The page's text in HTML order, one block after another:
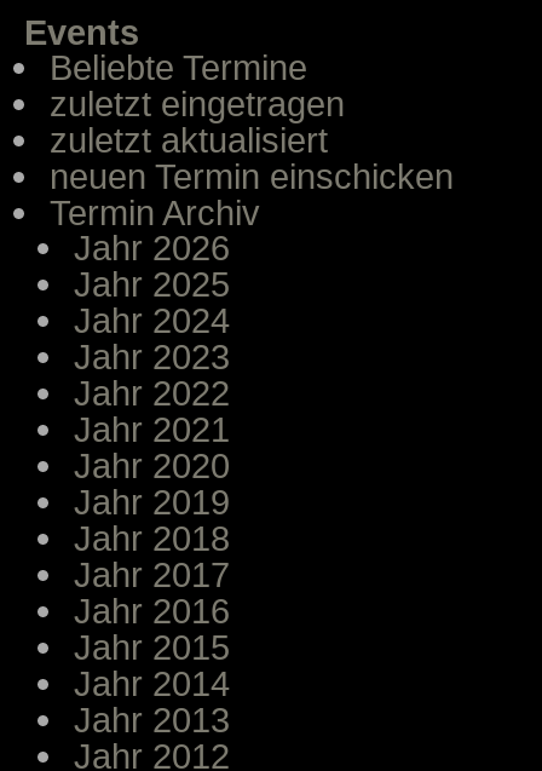
Events
Beliebte Termine
zuletzt eingetragen
zuletzt aktualisiert
neuen Termin einschicken
Termin Archiv
Jahr 2026
Jahr 2025
Jahr 2024
Jahr 2023
Jahr 2022
Jahr 2021
Jahr 2020
Jahr 2019
Jahr 2018
Jahr 2017
Jahr 2016
Jahr 2015
Jahr 2014
Jahr 2013
Jahr 2012